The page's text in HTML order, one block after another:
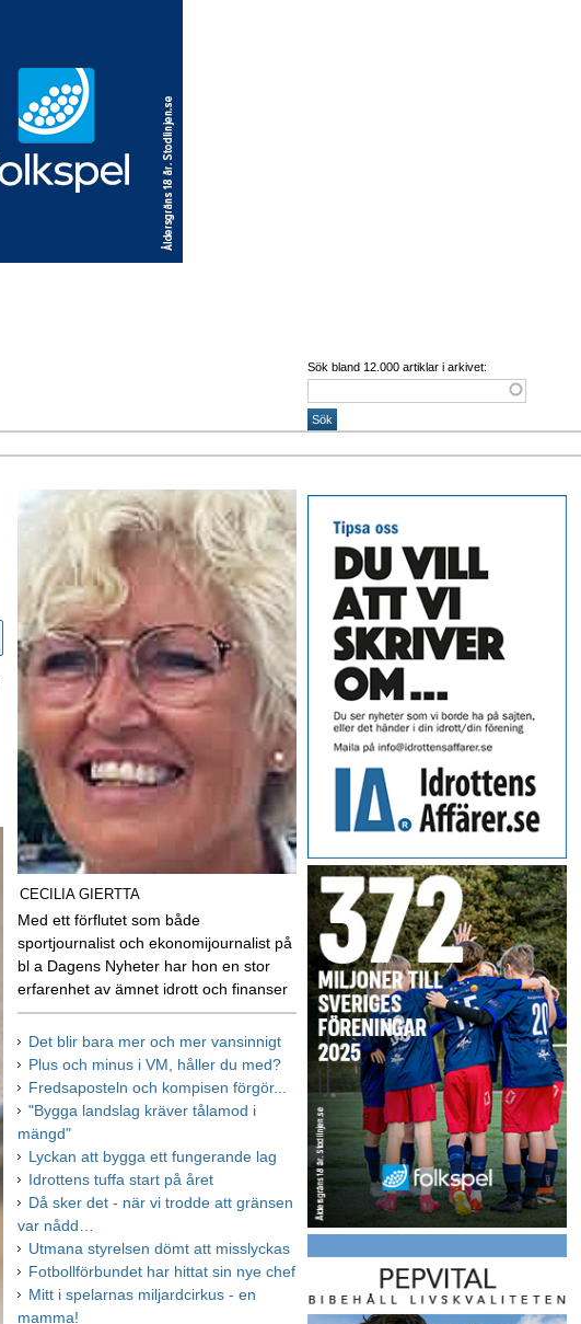
Sök bland 12.000 artiklar i arkivet:
CECILIA GIERTTA
Med ett förflutet som både
sportjournalist och ekonomijournalist på
bl a Dagens Nyheter har hon en stor
erfarenhet av ämnet idrott och finanser
Det blir bara mer och mer vansinnigt
Plus och minus i VM, håller du med?
Fredsaposteln och kompisen förgör...
"Bygga landslag kräver tålamod i
mängd"
Lyckan att bygga ett fungerande lag
Idrottens tuffa start på året
Då sker det - när vi trodde att gränsen
var nådd…
Utmana styrelsen dömt att misslyckas
Fotbollförbundet har hittat sin nye chef
Mitt i spelarnas miljardcirkus - en
mamma!